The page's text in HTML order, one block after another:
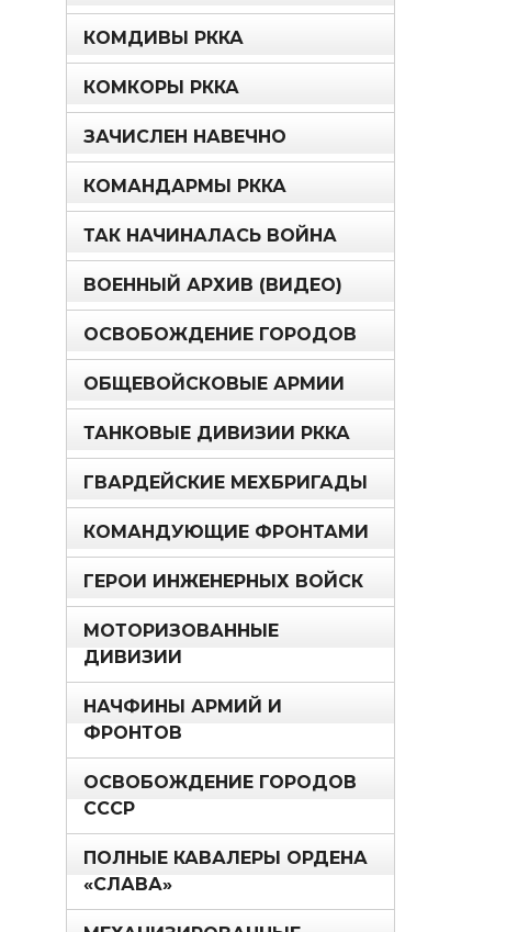
КОМДИВЫ РККА
КОМКОРЫ РККА
ЗАЧИСЛЕН НАВЕЧНО
КОМАНДАРМЫ РККА
ТАК НАЧИНАЛАСЬ ВОЙНА
ВОЕННЫЙ АРХИВ (ВИДЕО)
ОСВОБОЖДЕНИЕ ГОРОДОВ
ОБЩЕВОЙСКОВЫЕ АРМИИ
ТАНКОВЫЕ ДИВИЗИИ РККА
ГВАРДЕЙСКИЕ МЕХБРИГАДЫ
КОМАНДУЮЩИЕ ФРОНТАМИ
ГЕРОИ ИНЖЕНЕРНЫХ ВОЙСК
МОТОРИЗОВАННЫЕ
ДИВИЗИИ
НАЧФИНЫ АРМИЙ И
ФРОНТОВ
ОСВОБОЖДЕНИЕ ГОРОДОВ
СССР
ПОЛНЫЕ КАВАЛЕРЫ ОРДЕНА
«СЛАВА»